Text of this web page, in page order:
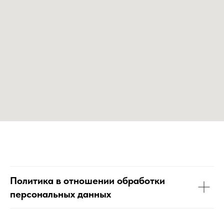
Политика в отношении обработки
персональных данных